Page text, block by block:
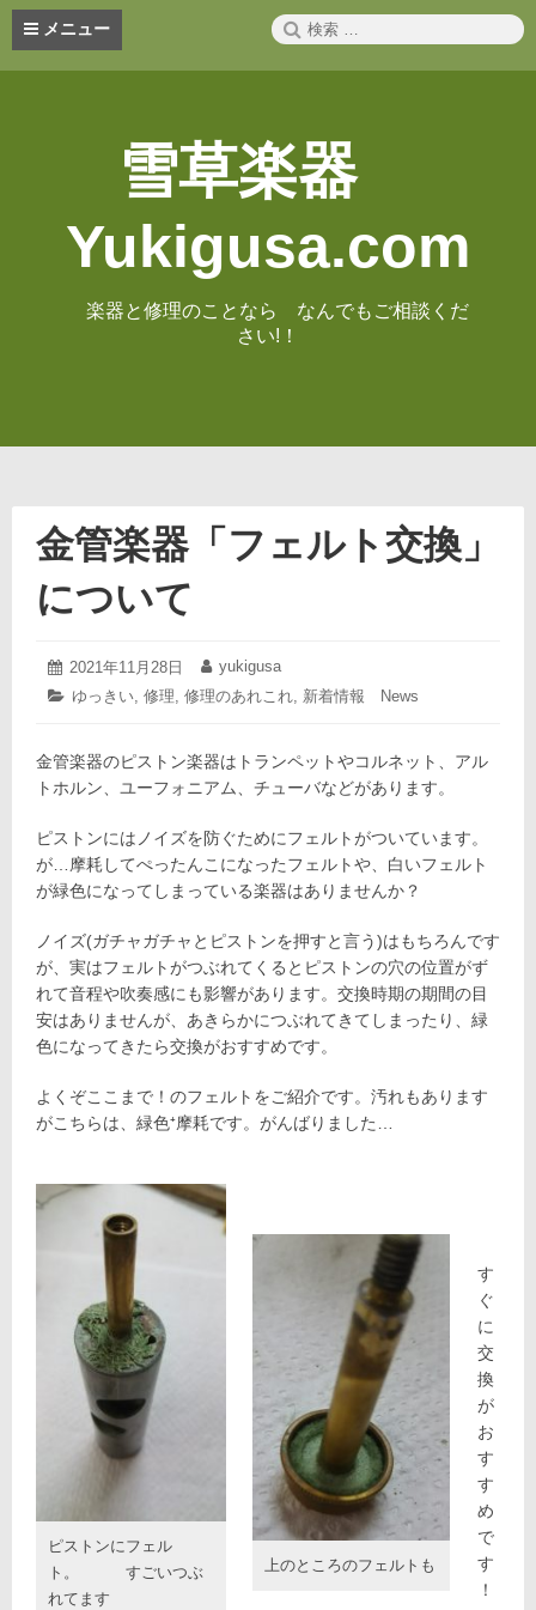
コ
メニュー
検
索:
雪草楽器
Yukigusa.com
楽器と修理のことなら なんでもご相談くだ
さい!！
金管楽器「フェルト交換」
について
投
稿
2021年11月28日
2021
年
11
日
投
稿
yukigusa
カ
リ
ー:
ゆっきい, 修理, 修理のあれこれ, 新着情報 News
金管楽器のピストン楽器はトランペットやコルネット、アル
トホルン、ユーフォニアム、チューバなどがあります。
ピストンにはノイズを防ぐためにフェルトがついています。
が…摩耗してぺったんこになったフェルトや、白いフェルト
が緑色になってしまっている楽器はありませんか？
ノイズ(ガチャガチャとピストンを押すと言う)はもちろんです
が、実はフェルトがつぶれてくるとピストンの穴の位置がず
れて音程や吹奏感にも影響があります。交換時期の期間の目
安はありませんが、あきらかにつぶれてきてしまったり、緑
色になってきたら交換がおすすめです。
よくぞここまで！のフェルトをご紹介です。汚れもあります
がこちらは、緑色⁺摩耗です。がんばりました…
ピストンにフェル
ト。 すごいつぶ
れてます
上のところのフェルトも
す
ぐ
に
交
換
が
お
す
す
め
で
す
！